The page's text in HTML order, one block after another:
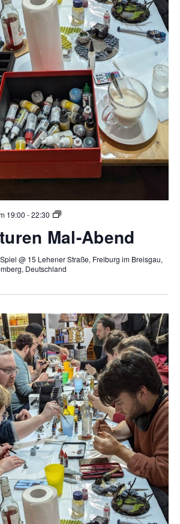
19:00 -22:30
Miniaturen
Abend
Mal-Abend
@ 15 Lehener Straße, Freiburg im Breisgau,
Deutschland